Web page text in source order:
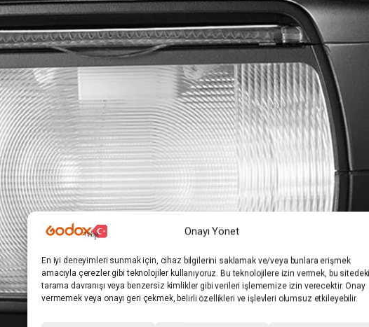
Onayı Yönet
En iyi deneyimleri sunmak için, cihaz bilgilerini saklamak ve/veya bunlara erişmek
amacıyla çerezler gibi teknolojiler kullanıyoruz. Bu teknolojilere izin vermek, bu
tarama davranışı veya benzersiz kimlikler gibi verileri işlememize izin verecektir. Onay
vermemek veya onayı geri çekmek, belirli özellikleri ve işlevleri olumsuz etkileyebilir.